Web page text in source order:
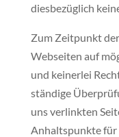
diesbezüglich
Zum Zeitpunkt
Webseiten auf
und keinerlei
ständige
uns verlinkten
Anhaltspunkte für